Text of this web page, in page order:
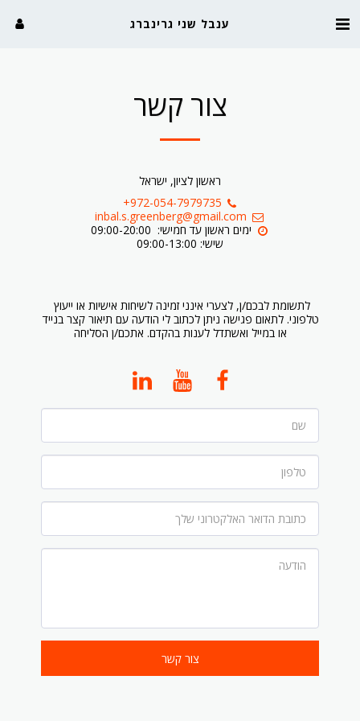
ענבל שני גרינברג
צור קשר
ראשון לציון, ישראל
+972-054-7979735
inbal.s.greenberg@gmail.com
שישי: 09:00-13:00
טלפוני. לתאום פגישה ניתן לכתוב לי הודעה עם תיאור קצר בנייד
או במייל ואשתדל לענות בהקדם. אתכם/ן הסליחה
צור קשר